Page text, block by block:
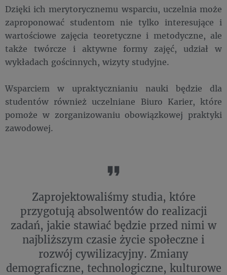
Dzięki ich merytorycznemu wsparciu, uczelnia może
zaproponować studentom nie tylko interesujące i
wartościowe zajęcia teoretyczne i metodyczne, ale
także twórcze i aktywne formy zajęć, udział w
wykładach gościnnych, wizyty studyjne.
Wsparciem w upraktycznianiu nauki będzie dla
studentów również uczelniane Biuro Karier, które
pomoże w zorganizowaniu obowiązkowej praktyki
zawodowej.
Zaprojektowaliśmy studia, które
przygotują absolwentów do realizacji
zadań, jakie stawiać będzie przed nimi w
najbliższym czasie życie społeczne i
rozwój cywilizacyjny. Zmiany
demograficzne, technologiczne, kulturowe